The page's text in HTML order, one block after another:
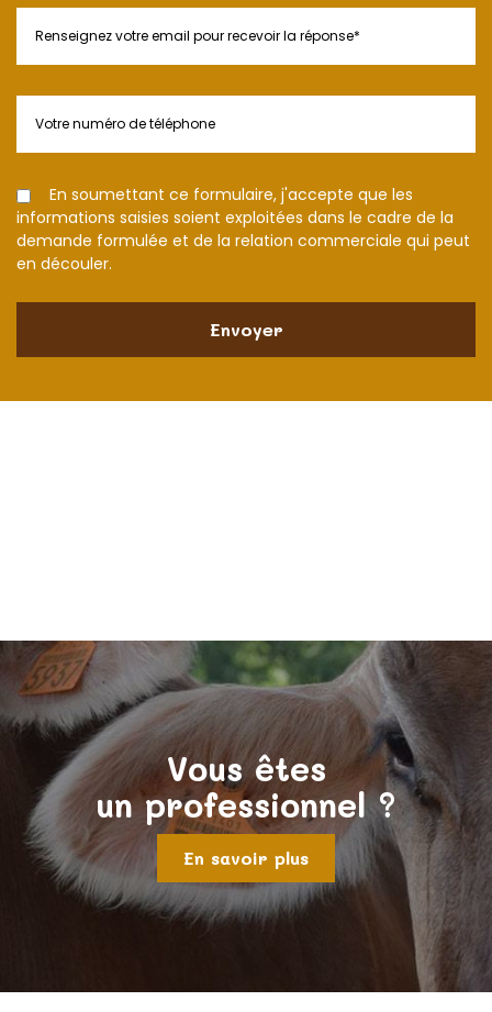
En soumettant ce formulaire, j'accepte que les
informations saisies soient exploitées dans le cadre de la
demande formulée et de la relation commerciale qui peut
en découler.
Vous êtes
un professionnel ?
En savoir plus